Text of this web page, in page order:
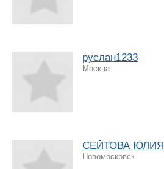
руслан1233
Москва
СЕЙТОВА ЮЛИЯ
Новомосковск